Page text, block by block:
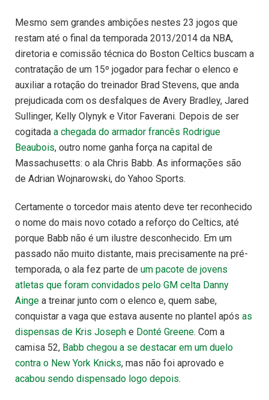
Mesmo sem grandes ambições nestes 23 jogos que
restam até o final da temporada 2013/2014 da NBA,
diretoria e comissão técnica do Boston Celtics buscam a
contratação de um 15º jogador para fechar o elenco e
auxiliar a rotação do treinador Brad Stevens, que anda
prejudicada com os desfalques de Avery Bradley, Jared
Sullinger, Kelly Olynyk e Vitor Faverani. Depois de ser
cogitada a chegada do armador francês Rodrigue
Beaubois, outro nome ganha força na capital de
Massachusetts: o ala Chris Babb. As informações são
de Adrian Wojnarowski, do Yahoo Sports.
Certamente o torcedor mais atento deve ter reconhecido
o nome do mais novo cotado a reforço do Celtics, até
porque Babb não é um ilustre desconhecido. Em um
passado não muito distante, mais precisamente na pré-
temporada, o ala fez parte de um pacote de jovens
atletas que foram convidados pelo GM celta Danny
Ainge a treinar junto com o elenco e, quem sabe,
conquistar a vaga que estava ausente no plantel após as
dispensas de Kris Joseph e Donté Greene. Com a
camisa 52, Babb chegou a se destacar em um duelo
contra o New York Knicks, mas não foi aprovado e
acabou sendo dispensado logo depois.